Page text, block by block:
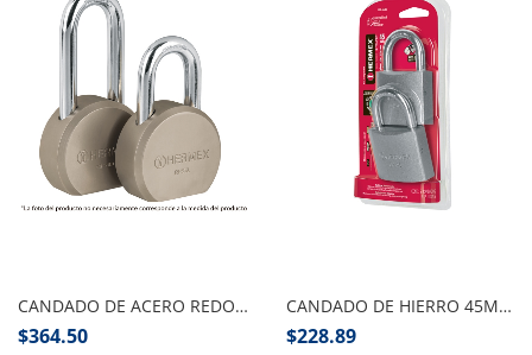
CANDADO DE ACERO REDONDO LARGO
$364.50
CANDADO DE HIERRO 45MM 2 PZAS
$228.89